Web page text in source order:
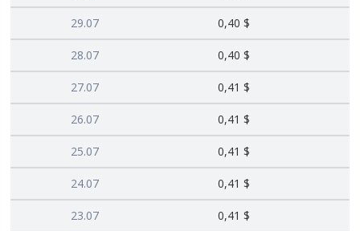
29.07 0,40 $
28.07 0,40 $
27.07 0,41 $
26.07 0,41 $
25.07 0,41 $
24.07 0,41 $
23.07 0,41 $